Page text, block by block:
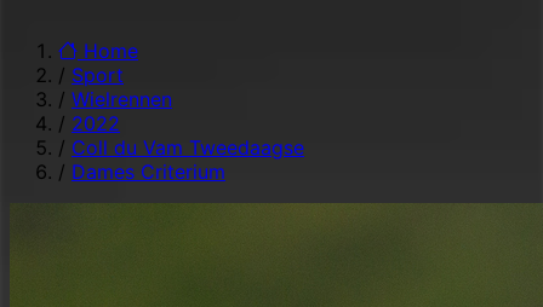
Home
/ Sport
/ Wielrennen
/ 2022
/ Coll du Vam Tweedaagse
/ Dames Criterium